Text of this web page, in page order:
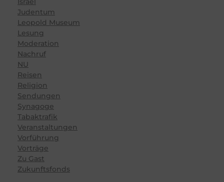
Judentum
Leopold Museum
Lesung
Moderation
Nachruf
NU
Reisen
Religion
Sendungen
Synagoge
Tabaktrafik
Veranstaltungen
Vorführung
Vorträge
Zu Gast
Zukunftsfonds